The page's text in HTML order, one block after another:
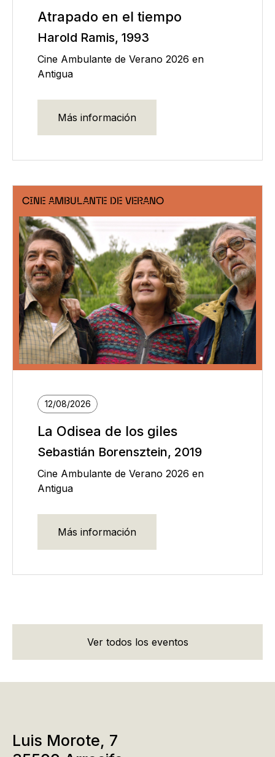
Atrapado en el tiempo
Harold Ramis, 1993
Cine Ambulante de Verano 2026 en
Antigua
Más información
CINE AMBULANTE DE VERANO
12/08/2026
La Odisea de los giles
Sebastián Borensztein, 2019
Cine Ambulante de Verano 2026 en
Antigua
Más información
Ver todos los eventos
Luis Morote, 7